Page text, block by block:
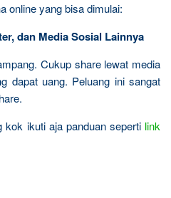
online yang bisa dimulai:
dan Media Sosial Lainnya
Cukup share lewat media
dapat uang. Peluang ini sangat
kok ikuti aja panduan seperti link